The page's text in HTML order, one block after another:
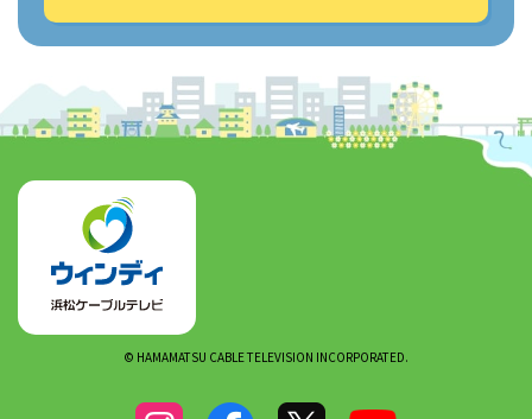
© HAMAMATSU CABLE TELEVISION INCORPORATED.